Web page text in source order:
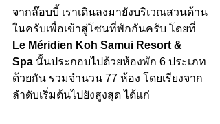
จากล๊อบบี้ เราเดินลงมายังบริเวณสวนด้าน
ในครับเพื่อเข้าสู่โซนที่พักกันครับ โดยที่
Le Méridien Koh Samui Resort &
Spa นั้นประกอบไปด้วยห้องพัก 6 ประเภท
ด้วยกัน รวมจำนวน 77 ห้อง โดยเรียงจาก
ลำดับเริ่มต้นไปยังสูงสุด ได้แก่